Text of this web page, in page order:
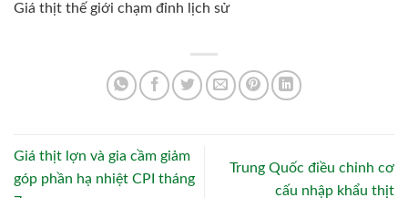
Giá thịt thế giới chạm đỉnh lịch sử
Giá thịt lợn và gia cầm giảm
góp phần hạ nhiệt CPI tháng
Trung Quốc điều chỉnh cơ
cấu nhập khẩu thịt